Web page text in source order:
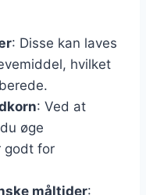
: Disse kan laves
hvilket
: Ved at
øge
godt for
måltider: